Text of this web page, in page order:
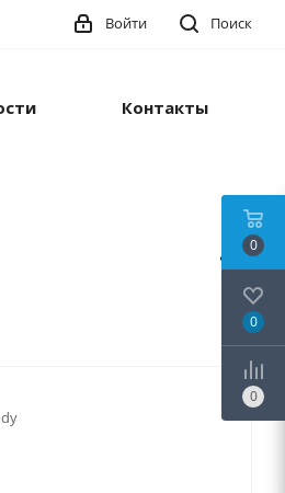
Поиск
Войти
Контакты
0
0
0